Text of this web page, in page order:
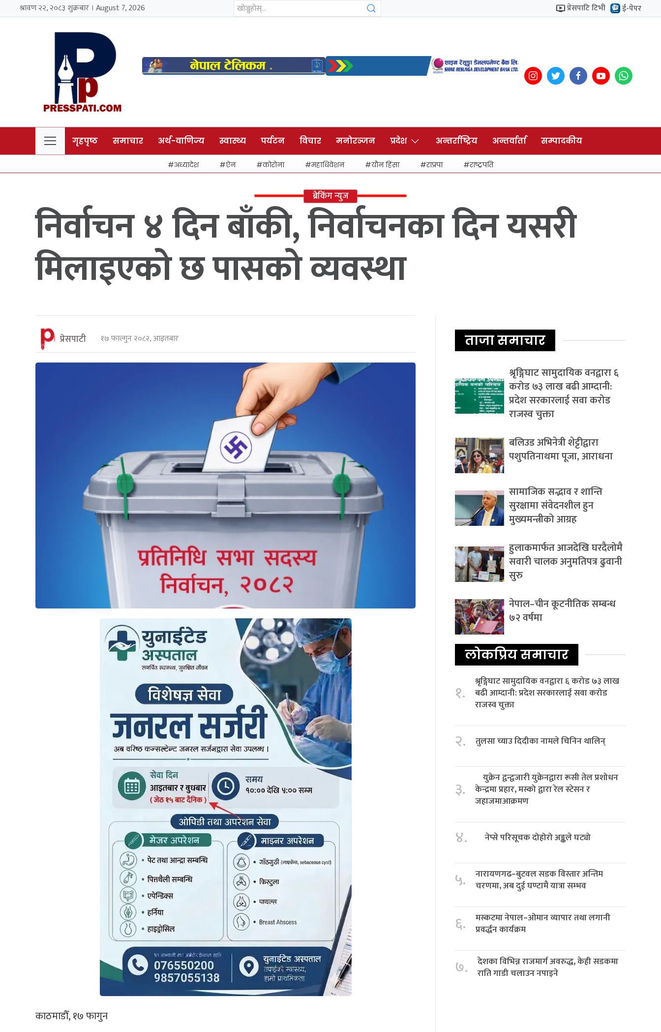
श्रावण २२, २०८३ शुक्रबार । August 7, 2026 प्रेसपाटि टिभी ई-पेपर
गृहपृष्ठ समाचार अर्थ-वाणिज्य स्वास्थ्य पर्यटन विचार मनोरञ्जन प्रदेश अन्तर्राष्ट्रिय अन्तर्वार्ता सम्पादकीय
अध्यादेश ऐन कोरोना महाधिवेशन यौन हिंसा राप्रपा राष्ट्रपति
ब्रेकिंग न्युज
निर्वाचन ४ दिन बाँकी, निर्वाचनका दिन यसरी
मिलाइएको छ पासको व्यवस्था
प्रेसपाटी १७ फाल्गुन २०८२, आइतबार
काठमाडौँ, १७ फागुन
ताजा समाचार
श्रृङ्गिघाट सामुदायिक वनद्वारा ६
करोड ७३ लाख बढी आम्दानी:
प्रदेश सरकारलाई सवा करोड
राजस्व चुक्ता
बलिउड अभिनेत्री शेट्टीद्वारा
पशुपतिनाथमा पूजा, आराधना
सामाजिक सद्भाव र शान्ति
सुरक्षामा संवेदनशील हुन
मुख्यमन्त्रीको आग्रह
हुलाकमार्फत आजदेखि घरदैलोमै
सवारी चालक अनुमतिपत्र ढुवानी
सुरु
नेपाल–चीन कूटनीतिक सम्बन्ध
७२ वर्षमा
लोकप्रिय समाचार
१.
श्रृङ्गिघाट सामुदायिक वनद्वारा ६ करोड ७३ लाख
बढी आम्दानी: प्रदेश सरकारलाई सवा करोड
राजस्व चुक्ता
२. तुलसा च्याउ दिदीका नामले चिनिन थालिन्
३.
युक्रेन द्वन्द्वजारी युक्रेनद्वारा रूसी तेल प्रशोधन
केन्द्रमा प्रहार, मस्को द्वारा रेल स्टेसन र
जहाजमाआक्रमण
४. नेप्से परिसूचक दोहोरो अङ्कले घट्यो
५.
नारायणगढ–बुटवल सडक विस्तार अन्तिम
चरणमा, अब दुई घण्टामै यात्रा सम्भव
६.
मस्कटमा नेपाल–ओमान व्यापार तथा लगानी
प्रवर्द्धन कार्यक्रम
७.
देशका विभिन्न राजमार्ग अवरुद्ध, केही सडकमा
राति गाडी चलाउन नपाइने